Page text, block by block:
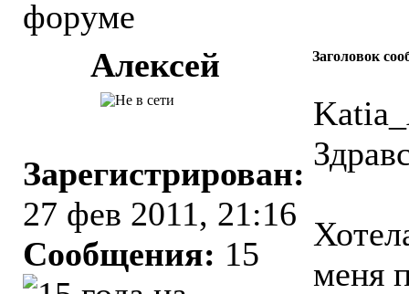
Алексей Заголовок
Зарегистрирован:
27 фев 2011, 21:16
Сообщения: 15
меня